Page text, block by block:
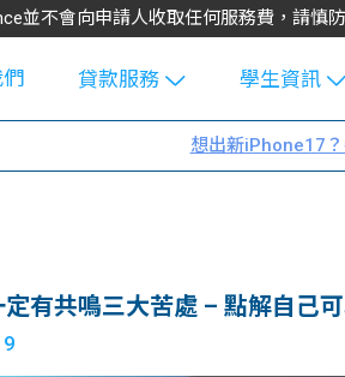
並不會向申請人收取任何服務費，請慎
貸款服務
學生貸款
大學生學費
學生資訊
Blog
大專生筍
Exchang
想出新iPhone17
有共鳴三大苦處 – 點解自己